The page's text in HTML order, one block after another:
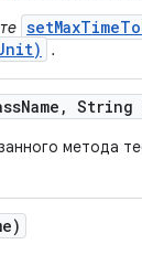
.
Name , String
метода